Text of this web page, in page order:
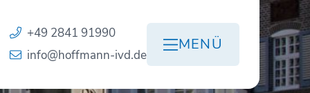
+49 2841 91990
info@hoffmann-ivd.de
MENÜ